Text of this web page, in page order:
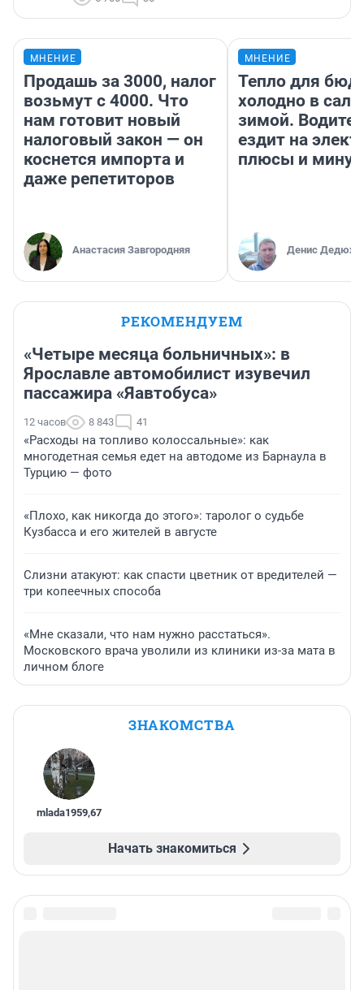
МНЕНИЕ
Продашь за 3000, налог
возьмут с 4000. Что
нам готовит новый
налоговый закон — он
коснется импорта и
даже репетиторов
Анастасия Завгородняя
МНЕНИЕ
Тепло для
холодно в
зимой.
ездит на
плюсы и
Денис
РЕКОМЕНДУЕМ
«Четыре месяца больничных»: в
Ярославле автомобилист изувечил
пассажира «Яавтобуса»
12 часов 8 843 41
«Расходы на топливо колоссальные»: как
многодетная семья едет на автодоме из Барнаула в
Турцию — фото
«Плохо, как никогда до этого»: таролог о судьбе
Кузбасса и его жителей в августе
Слизни атакуют: как спасти цветник от вредителей —
три копеечных способа
«Мне сказали, что нам нужно расстаться».
Московского врача уволили из клиники из-за мата в
личном блоге
ЗНАКОМСТВА
mlada1959,67
Начать знакомиться